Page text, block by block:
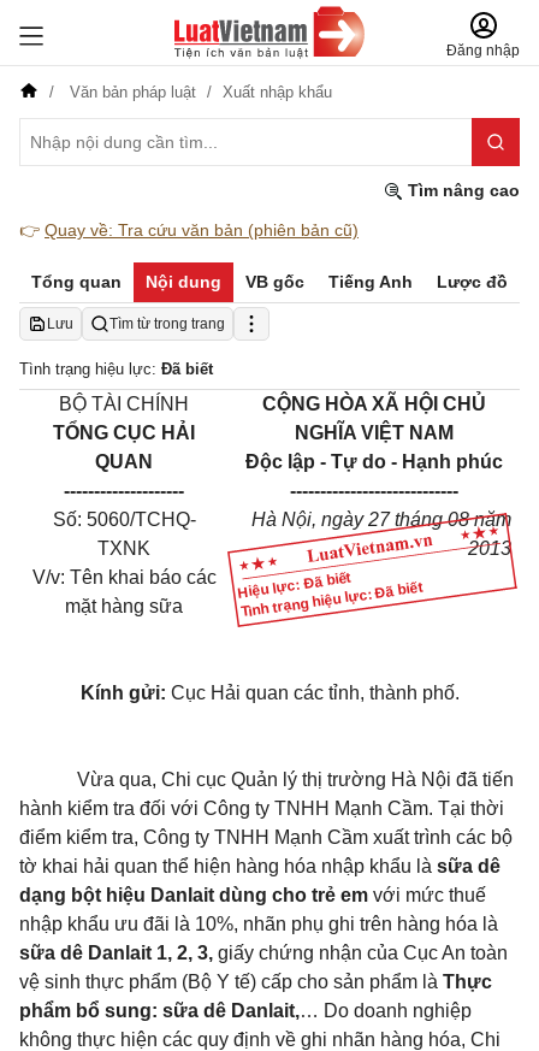
Đăng nhập
Văn bản pháp luật Xuất nhập khẩu
Tìm nâng cao
👉 Quay về: Tra cứu văn bản (phiên bản cũ)
Tổng quan Nội dung VB gốc Tiếng Anh Lược đồ
Lưu Tìm từ trong trang
Tình trạng hiệu lực: Đã biết
Hiệu lực: Đã biết
Tình trạng hiệu lực: Đã biết
BỘ TÀI CHÍNH
TỔNG CỤC HẢI
QUAN
--------------------
Số: 5060/TCHQ-
TXNK
V/v: Tên khai báo các
mặt hàng sữa
CỘNG HÒA XÃ HỘI CHỦ
NGHĨA VIỆT NAM
Độc lập - Tự do - Hạnh phúc
----------------------------
Hà Nội, ngày 27 tháng 08 năm
2013
Kính gửi: Cục Hải quan các tỉnh, thành phố.
Vừa qua, Chi cục Quản lý thị trường Hà Nội đã tiến
hành kiểm tra đối với Công ty TNHH Mạnh Cầm. Tại thời
điểm kiểm tra, Công ty TNHH Mạnh Cầm xuất trình các bộ
tờ khai hải quan thể hiện hàng hóa nhập khẩu là sữa dê
dạng bột hiệu Danlait dùng cho trẻ em với mức thuế
nhập khẩu ưu đãi là 10%, nhãn phụ ghi trên hàng hóa là
sữa dê Danlait 1, 2, 3, giấy chứng nhận của Cục An toàn
vệ sinh thực phẩm (Bộ Y tế) cấp cho sản phẩm là Thực
phẩm bổ sung: sữa dê Danlait,… Do doanh nghiệp
không thực hiện các quy định về ghi nhãn hàng hóa, Chi